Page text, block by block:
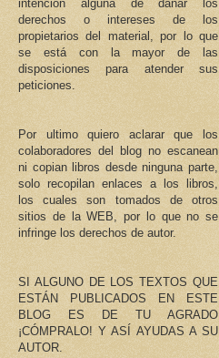
intención alguna de dañar los
derechos o intereses de los
propietarios del material, por lo que
se está con la mayor de las
disposiciones para atender sus
peticiones.
Por ultimo quiero aclarar que los
colaboradores del blog no escanean
ni copian libros desde ninguna parte,
solo recopilan enlaces a los libros,
los cuales son tomados de otros
sitios de la WEB, por lo que no se
infringe los derechos de autor.
SI ALGUNO DE LOS TEXTOS QUE
ESTÁN PUBLICADOS EN ESTE
BLOG ES DE TU AGRADO
¡CÓMPRALO! Y ASÍ AYUDAS A SU
AUTOR.